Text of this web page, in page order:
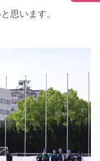
思います。